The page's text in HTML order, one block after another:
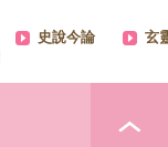
史說今論
玄